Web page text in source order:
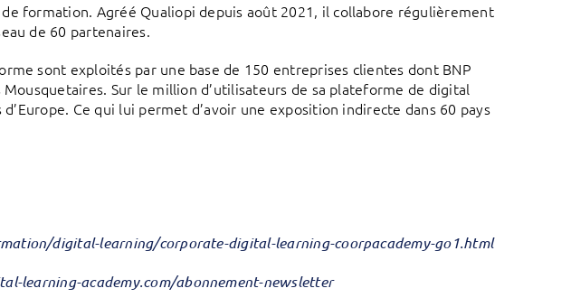
formation. Agréé Qualiopi depuis août 2021, il collabore régulièrement
de 60 partenaires.
sont exploités par une base de 150 entreprises clientes dont BNP
Mousquetaires. Sur le million d’utilisateurs de sa plateforme de digital
Ce qui lui permet d’avoir une exposition indirecte dans 60 pays
digital-learning/corporate-digital-learning-coorpacademy-go1.html
learning-academy.com/abonnement-newsletter